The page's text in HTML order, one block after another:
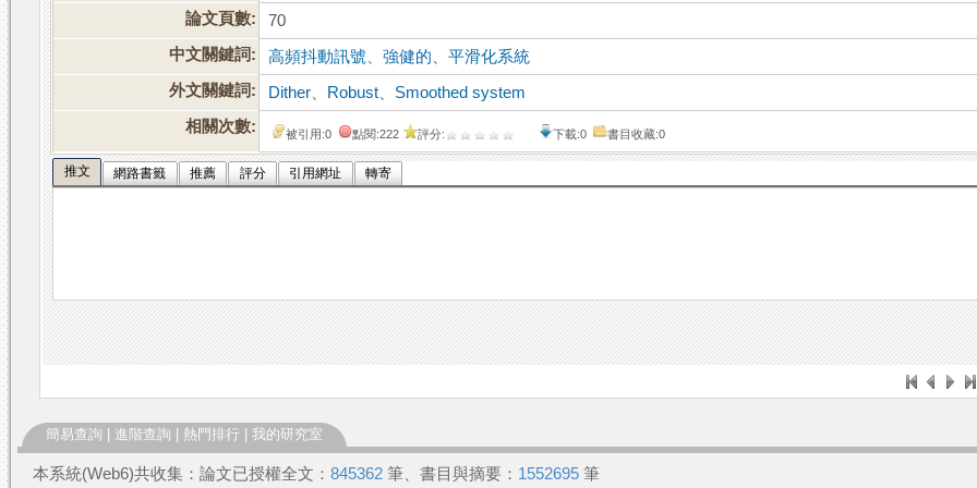
論文頁數:
70
中文關鍵詞:
高頻抖動訊號 、強健的 、平滑化系統
外文關鍵詞:
Dither Robust
Smoothed system
相關次數:
被引用:0 點閱:222 評分: 下載:0 書目收藏:0
推文 網路書籤 推薦 評分 引用網址 轉寄
簡易查詢 進階查詢 熱門排行 我的研究室
本系統(Web6)共收集：論文已授權全文： 845362 筆、書目與摘要： 1552695 筆